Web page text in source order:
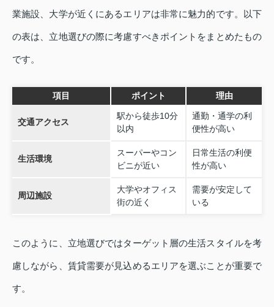
業施設、大学が近くにあるエリアは非常に魅力的です。以下
の表は、立地選びの際に考慮すべきポイントをまとめたもの
です。
項目 ポイント 理由
交通アクセス
駅から徒歩10分
以内
通勤・通学の利
便性が高い
生活環境
スーパーやコン
ビニが近い
日常生活の利便
性が高い
周辺施設
大学やオフィス
街の近く
需要が安定して
いる
このように、立地選びではターゲット層の生活スタイルを考
慮しながら、賃貸需要が見込めるエリアを選ぶことが重要で
す。